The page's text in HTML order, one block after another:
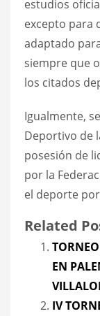
estudios
excepto para
adaptado
siempre que
los citados
Igualmente,
Deportivo de
posesión de
por la
el deporte
Related
EN
IV